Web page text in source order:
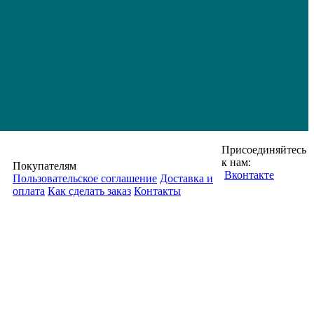
Покупателям
Пользовательское соглашение Доставка и
оплата Как сделать заказ Контакты
Присоединяйтесь
к нам:
Вконтакте